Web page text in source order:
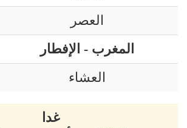
العصر
المغرب - الإفطار
العشاء
غدا